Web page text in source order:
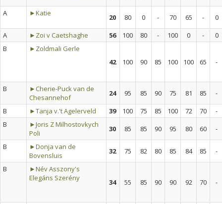
A
►Katie 20 80 0 - 70 65 -
0
A
►Zoi v Caetshaghe 56 100 80 - 100 0 -
0
B
►Zoldmali Gerle
42
100 90 85 100 100 65 -
B
►Cherie-Puck van de
Chesannehof
24 95 85 90 75 81 85
-
B
►Tanja v.'t Agelerveld 39 100 75 85 100 72 70
-
B
►Joris Z Milhostovkych
Poli
30 85 85 90 95 80 60
-
B
►Donja van de
Bovensluis
32 75 82 80 85 84 85
-
B
►Név Asszony's
Elegáns Szerény
34 55 85 90 90 92 70 -